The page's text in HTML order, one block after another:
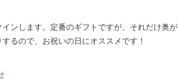
ンします。定番のギフトですが、それだけ奥が
るので、お祝いの日にオススメです！